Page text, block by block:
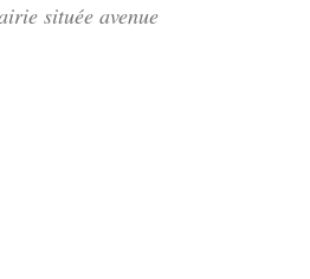
située avenue